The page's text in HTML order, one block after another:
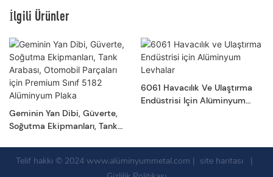
İlgili Ürünler
Geminin Yan Dibi, Güverte,
Soğutma Ekipmanları, Tank
Alüminyum Plaka
6061 Havacılık Ve Ulaştırma
Endüstrisi Için Alüminyum
Telif hakkı © 2024 www.alüminyummetal.com | site haritası
|